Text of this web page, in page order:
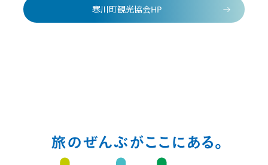
寒川町観光協会HP